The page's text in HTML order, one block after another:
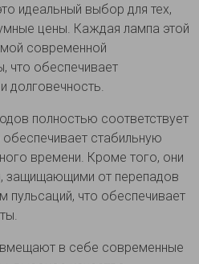
идеальный выбор для тех,
цены. Каждая лампа этой
современной
что обеспечивает
долговечность.
полностью соответствует
обеспечивает стабильную
времени. Кроме того, они
защищающими от перепадов
пульсаций, что обеспечивает
в себе современные